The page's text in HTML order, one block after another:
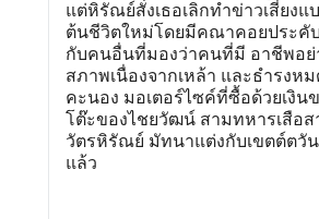
แต่หิรัณย์สั่งเธอเลิกทำข่าวเสี่ยง
ต้นชีวิตใหม่โดยมีคณาคอยประคั
กับคนอื่นที่มองว่าคนที่มี อาชีพอย่
สภาพเนื่องจากเหล้า และธำรงห
คะนอง มอเตอร์ไซค์ที่ซื้อด้วยเงิน
โต๊ะของไชยวัฒน์ สามทหารเสือ
วัตรหิรัณย์ มัทนาแต่งกับเขตต์ตวั
แล้ว